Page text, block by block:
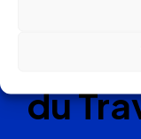
en
du